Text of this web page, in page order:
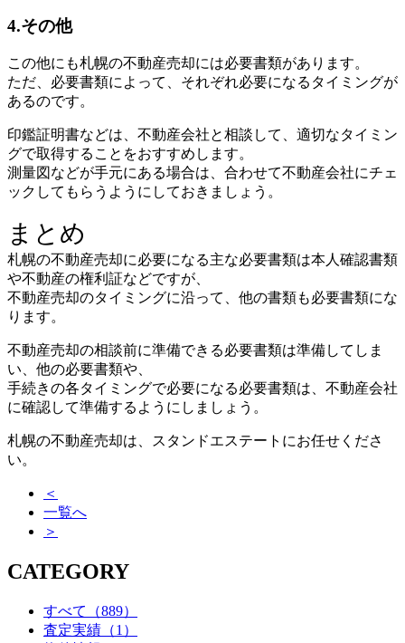
4.その他
この他にも札幌の不動産売却には必要書類があります。
ただ、必要書類によって、それぞれ必要になるタイミングが
あるのです。
印鑑証明書などは、不動産会社と相談して、適切なタイミン
グで取得することをおすすめします。
測量図などが手元にある場合は、合わせて不動産会社にチェ
ックしてもらうようにしておきましょう。
まとめ
札幌の不動産売却に必要になる主な必要書類は本人確認書類
や不動産の権利証などですが、
不動産売却のタイミングに沿って、他の書類も必要書類にな
ります。
不動産売却の相談前に準備できる必要書類は準備してしま
い、他の必要書類や、
手続きの各タイミングで必要になる必要書類は、不動産会社
に確認して準備するようにしましょう。
札幌の不動産売却は、スタンドエステートにお任せくださ
い。
＜
一覧へ
＞
CATEGORY
すべて
（889）
査定実績 （1）